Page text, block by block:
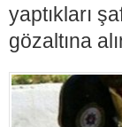
yaptıkları
gözaltına